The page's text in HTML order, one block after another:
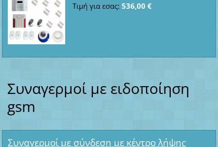
Τιμή για εσας: 536,00 €
Συναγερμοί με ειδοποίηση
gsm
Συναγερμοί με σύνδεση με κέντρο λήψης